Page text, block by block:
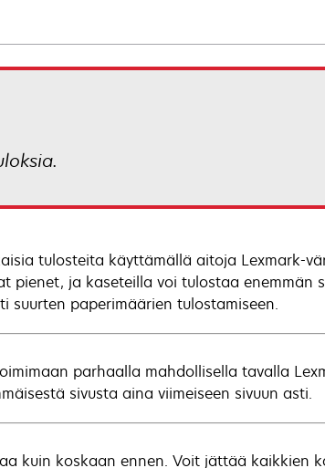
tulosteita käyttämällä aitoja Lexmark-
pienet, ja kaseteilla voi tulostaa enemmän
suurten paperimäärien tulostamiseen.
parhaalla mahdollisella tavalla
sivusta aina viimeiseen sivuun asti.
kuin koskaan ennen. Voit jättää kaikkien